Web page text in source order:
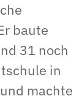
baute
31 noch
in
machte